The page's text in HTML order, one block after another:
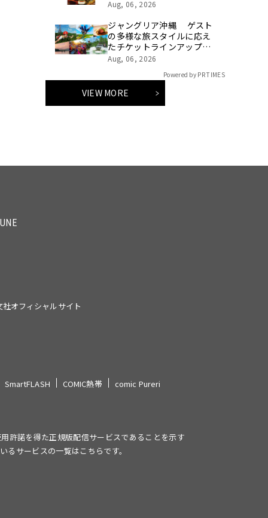
高峰のシングルモルト、
量限定ウイスキー「リング
ベアラー」が誕生
Aug, 06, 2026
ジャングリア沖縄 ゲスト
の多様な旅スタイルに応え
たチケットラインアップ拡
充 余すことなく魅力を堪
ト」新登場
Aug, 06, 2026
Powered by PR TIMES
VIEW MORE
社オフィシャルサイト
SmartFLASH COMIC熱帯 comic Pureri
許諾を得た正規版配信サービスであることを示す
サービスの一覧はこちらです。